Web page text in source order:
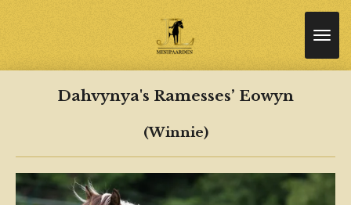
Dahvynya's Ramesses’ Eowyn
(Winnie)